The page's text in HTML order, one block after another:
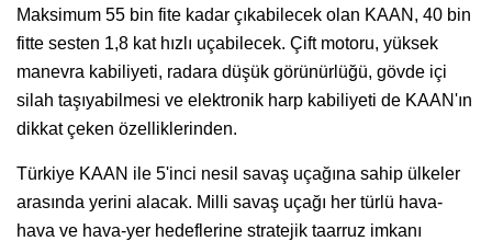
Maksimum 55 bin fite kadar çıkabilecek olan KAAN, 40 bin
fitte sesten 1,8 kat hızlı uçabilecek. Çift motoru, yüksek
manevra kabiliyeti, radara düşük görünürlüğü, gövde içi
silah taşıyabilmesi ve elektronik harp kabiliyeti de KAAN'ın
dikkat çeken özelliklerinden.
Türkiye KAAN ile 5'inci nesil savaş uçağına sahip ülkeler
arasında yerini alacak. Milli savaş uçağı her türlü hava-
hava ve hava-yer hedeflerine stratejik taarruz imkanı